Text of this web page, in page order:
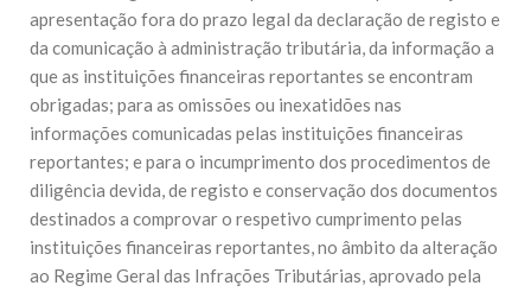
apresentação fora do prazo legal da declaração de registo e
da comunicação à administração tributária, da informação a
que as instituições financeiras reportantes se encontram
obrigadas; para as omissões ou inexatidões nas
informações comunicadas pelas instituições financeiras
reportantes; e para o incumprimento dos procedimentos de
diligência devida, de registo e conservação dos documentos
destinados a comprovar o respetivo cumprimento pelas
instituições financeiras reportantes, no âmbito da alteração
ao Regime Geral das Infrações Tributárias, aprovado pela